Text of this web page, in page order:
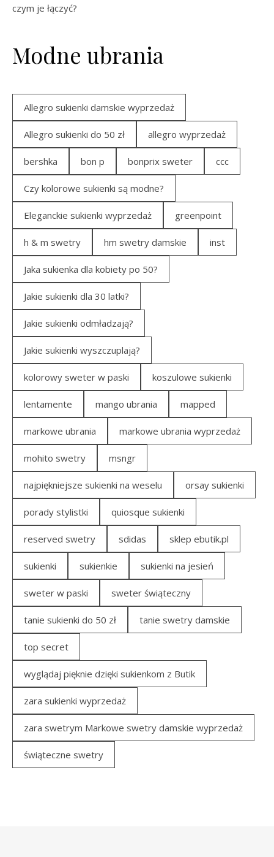
czym je łączyć?
Modne ubrania
Allegro sukienki damskie wyprzedaż
Allegro sukienki do 50 zł allegro wyprzedaż
bershka bon p bonprix sweter ccc
Czy kolorowe sukienki są modne?
Eleganckie sukienki wyprzedaż greenpoint
h & m swetry hm swetry damskie inst
Jaka sukienka dla kobiety po 50?
Jakie sukienki dla 30 latki?
Jakie sukienki odmładzają?
Jakie sukienki wyszczuplają?
kolorowy sweter w paski koszulowe sukienki
lentamente mango ubrania mapped
markowe ubrania markowe ubrania wyprzedaż
mohito swetry msngr
najpiękniejsze sukienki na weselu orsay sukienki
porady stylistki quiosque sukienki
reserved swetry sdidas sklep ebutik.pl
sukienki sukienkie sukienki na jesień
sweter w paski sweter świąteczny
tanie sukienki do 50 zł tanie swetry damskie
top secret
wyglądaj pięknie dzięki sukienkom z Butik
zara sukienki wyprzedaż
zara swetrym Markowe swetry damskie wyprzedaż
świąteczne swetry